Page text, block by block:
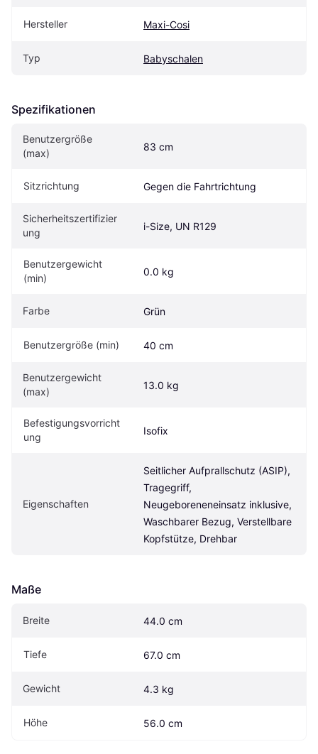
Hersteller Maxi-Cosi
Typ Babyschalen
Spezifikationen
Benutzergröße
(max)
83 cm
Sitzrichtung Gegen die Fahrtrichtung
Sicherheitszertifizier
ung
i-Size, UN R129
Benutzergewicht
(min)
0.0 kg
Farbe Grün
Benutzergröße (min) 40 cm
Benutzergewicht
(max)
13.0 kg
Befestigungsvorricht
ung
Isofix
Eigen­schaften
Seitlicher Aufprallschutz (ASIP),
Tragegriff,
Neugeboreneneinsatz inklusive,
Waschbarer Bezug, Verstellbare
Kopfstütze, Drehbar
Maße
Breite 44.0 cm
Tiefe 67.0 cm
Gewicht 4.3 kg
Höhe 56.0 cm